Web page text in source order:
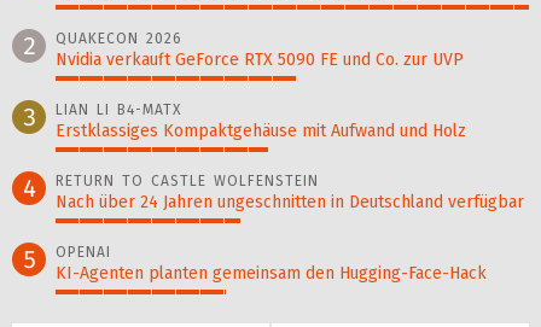
100%
2 QUAKECON 2026
Nvidia verkauft GeForce RTX 5090 FE und Co. zur UVP
51%
3 LIAN LI B4-MATX
Erstklassiges Kompaktgehäuse mit Aufwand und Holz
45%
4 RETURN TO CASTLE WOLFENSTEIN
Nach über 24 Jahren ungeschnitten in Deutschland verfügbar
39%
5 OPENAI
KI-Agenten planten gemein­sam den Hugging-Face-Hack
36%